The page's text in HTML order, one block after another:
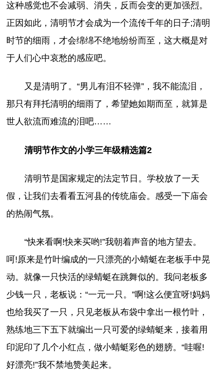
这种感觉也不会减弱、消失，反而会变的更加强烈。
正因如此，清明节才会成为一个流传千年的日子;清明
时节的细雨，才会绵绵不绝地纷纷而至，这大概是对
于人们心中哀愁的感应吧。
又是清明了。“男儿有泪不轻弹”，我不能流泪，
那只有拜托清明的细雨了，希望她如期而至，就算是
世人欲流而难流的泪吧……
清明节作文的小学三年级精选篇2
清明节是国家规定的法定节日。学校放了一天
假，让我们去看看五河县的传统庙会。感受一下庙会
的热闹气氛。
“快来看啊!快来买哟!”我朝着声音的地方望去。
呵!原来是竹叶编成的一只漂亮的小蜻蜓在老板手中晃
动。就像一只快活的绿蜻蜓在跳舞似的。我问老板多
少钱一只，老板说：“一元一只。”啊!这么便宜呀!妈妈
也给我买了一只，只见老板从布袋中拿出一根竹叶，
熟练地三下五下就编出一只可爱的绿蜻蜓来，接着用
印泥印了几个小红点，做小蜻蜓彩色的翅膀。“哇喔!
好漂亮!”我不禁地赞美起来。